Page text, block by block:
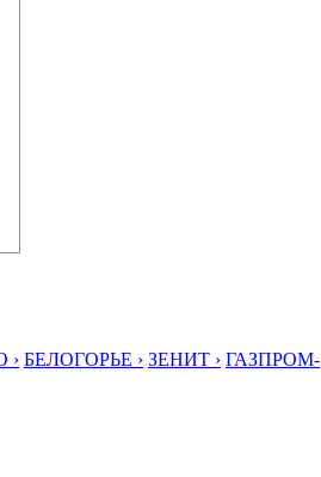
› БЕЛОГОРЬЕ › ЗЕНИТ › ГАЗПРОМ-